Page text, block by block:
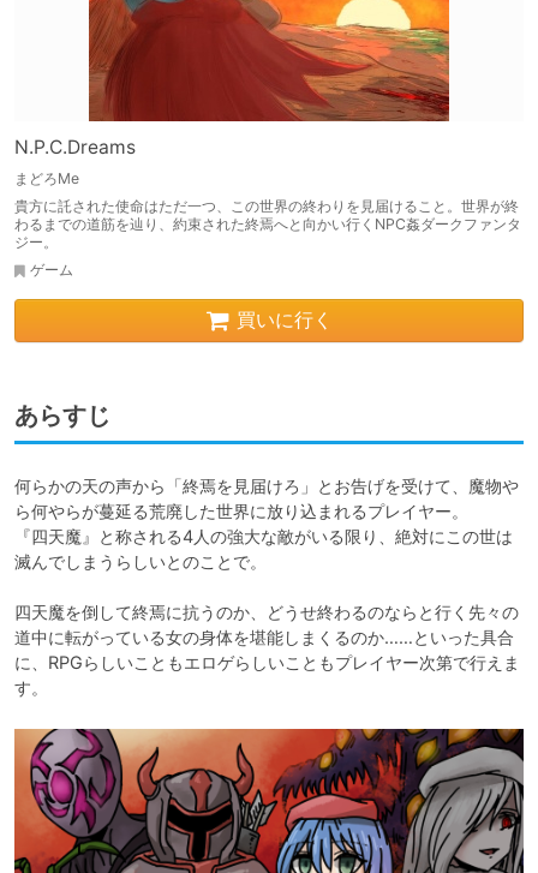
N.P.C.Dreams
まどろMe
貴方に託された使命はただ一つ、この世界の終わりを見届けること。世界が終
わるまでの道筋を辿り、約束された終焉へと向かい行くNPC姦ダークファンタ
ジー。
ゲーム
買いに行く
あらすじ
何らかの天の声から「終焉を見届けろ」とお告げを受けて、魔物や
ら何やらが蔓延る荒廃した世界に放り込まれるプレイヤー。
『四天魔』と称される4人の強大な敵がいる限り、絶対にこの世は
滅んでしまうらしいとのことで。
四天魔を倒して終焉に抗うのか、どうせ終わるのならと行く先々の
道中に転がっている女の身体を堪能しまくるのか……といった具合
に、RPGらしいこともエロゲらしいこともプレイヤー次第で行えま
す。